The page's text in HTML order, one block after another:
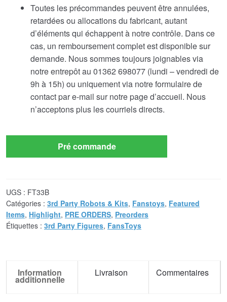
Toutes les précommandes peuvent être annulées,
retardées ou allocations du fabricant, autant
d’éléments qui échappent à notre contrôle. Dans ce
cas, un remboursement complet est disponible sur
demande. Nous sommes toujours joignables via
notre entrepôt au 01362 698077 (lundi – vendredi de
9h à 15h) ou uniquement via notre formulaire de
contact par e-mail sur notre page d’accueil. Nous
n’acceptons plus les courriels directs.
Pré commande
UGS : FT33B
Catégories : 3rd Party Robots & Kits, Fanstoys, Featured
Items, Highlight, PRE ORDERS, Preorders
Étiquettes : 3rd Party Figures, FansToys
Information
additionnelle
Livraison Commentaires